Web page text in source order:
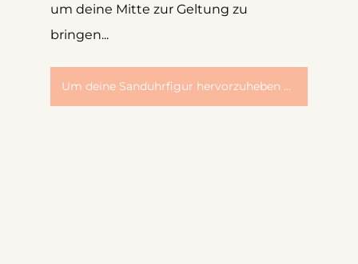
um deine Mitte zur Geltung zu
bringen...
Um deine Sanduhrfigur hervorzuheben und Kurven zu schaffen